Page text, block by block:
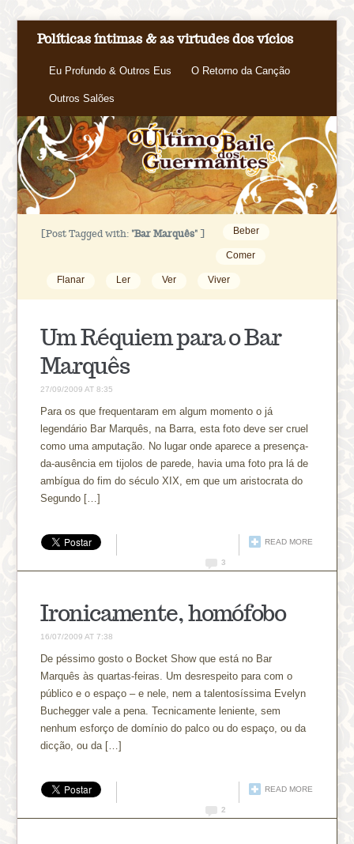
Políticas íntimas & as virtudes dos vícios
Eu Profundo & Outros Eus O Retorno da Canção
Outros Salões
[Post Tagged with: "Bar Marquês" ] Beber
Comer
Flanar Ler Ver Viver
Um Réquiem para o Bar
Marquês
27/09/2009 AT 8:35
Para os que frequentaram em algum momento o já
legendário Bar Marquês, na Barra, esta foto deve ser cruel
como uma amputação. No lugar onde aparece a presença-
da-ausência em tijolos de parede, havia uma foto pra lá de
ambígua do fim do século XIX, em que um aristocrata do
Segundo […]
READ MORE
3
Ironicamente, homófobo
16/07/2009 AT 7:38
De péssimo gosto o Bocket Show que está no Bar
Marquês às quartas-feiras. Um desrespeito para com o
público e o espaço – e nele, nem a talentosíssima Evelyn
Buchegger vale a pena. Tecnicamente leniente, sem
nenhum esforço de domínio do palco ou do espaço, ou da
dicção, ou da […]
READ MORE
2